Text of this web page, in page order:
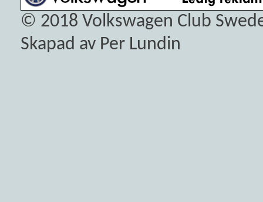
© 2018 Volkswagen Club
Skapad av Per Lundin